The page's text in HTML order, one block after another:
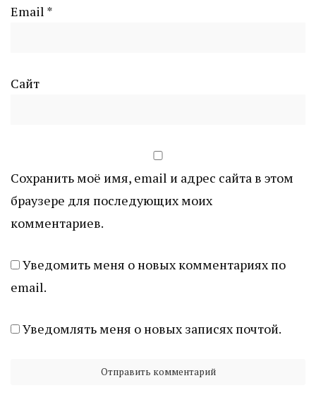
Email *
Сайт
Сохранить моё имя, email и адрес сайта в этом
браузере для последующих моих
комментариев.
Уведомить меня о новых комментариях по
email.
Уведомлять меня о новых записях почтой.